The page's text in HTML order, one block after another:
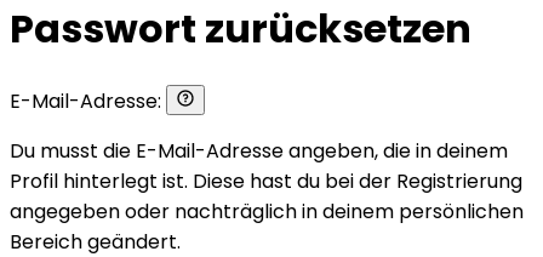
Passwort zurücksetzen
E-Mail-Adresse:
Du musst die E-Mail-Adresse angeben, die in deinem
Profil hinterlegt ist. Diese hast du bei der Registrierung
angegeben oder nachträglich in deinem persönlichen
Bereich geändert.